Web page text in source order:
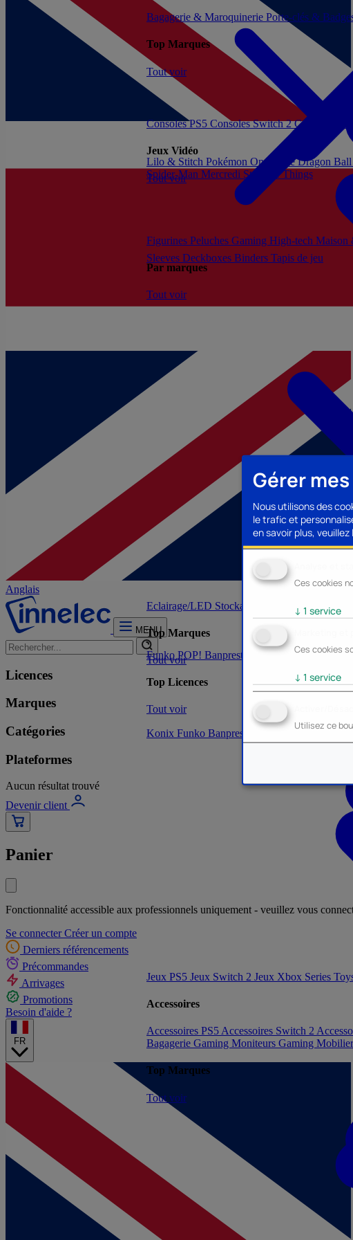
Gérer
Nous utilisons des
le trafic et
en savoir plus,
Ces cookies
↓ 1 service
Ces cookies
↓ 1 service
Utilisez ce
Anglais
MENU
Licences
Marques
Catégories
Plateformes
Aucun résultat trouvé
Devenir client
Panier
Fonctionnalité accessible aux professionnels uniquement - veuillez vous
Se connecter Créer un compte
Derniers référencements
Précommandes
Arrivages
Promotions
Besoin d'aide ?
FR
Figurines Peluches Gaming High-tech Maison
Par marques
Tout voir
Konix Funko Banpresto NOUVEAU -
Consoles PS5 Consoles Switch 2Consoles
Jeux Vidéo
Tout voir
Jeux PS5 Jeux Switch 2 Jeux Xbox Series
Accessoires
Accessoires PS5 Accessoires Switch 2
Bagagerie Gaming Moniteurs Gaming
Top Marques
Tout voir
Bagagerie & Maroquinerie Porte-clés &
Top Marques
Tout voir
Funko POP! Banpresto Plastoy StorLyo
Top Licences
Tout voir
Sleeves Deckboxes Binders Tapis de jeu
Eclairage/LED Stockage/Mémoire Accessoires
Top Marques
Tout voir
Lilo & Stitch Pokémon One PieceDragon Ball
Spider-Man Mercredi Stranger Things